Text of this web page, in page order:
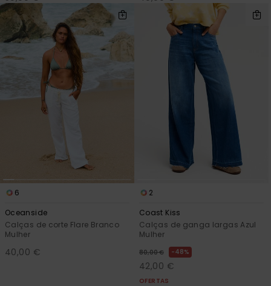
6
Oceanside
Calças de corte Flare Branco
Mulher
40,00 €
2
Coast Kiss
Calças de ganga largas Azul
Mulher
80,00 € 48%
42,00 €
OFERTAS